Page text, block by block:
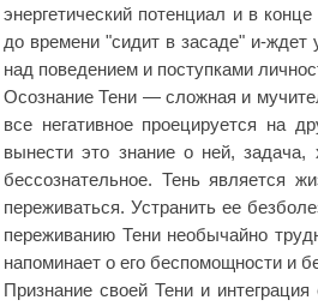
энергетический потенциал и в
до времени "сидит в засаде" и-ждет
над поведением и поступками
Осознание Тени — сложная и
все негативное проецируется на
вынести это знание о ней,
бессознательное. Тень является
переживаться. Устранить ее
переживанию Тени необычайно
напоминает о его беспомощности и
Признание своей Тени и